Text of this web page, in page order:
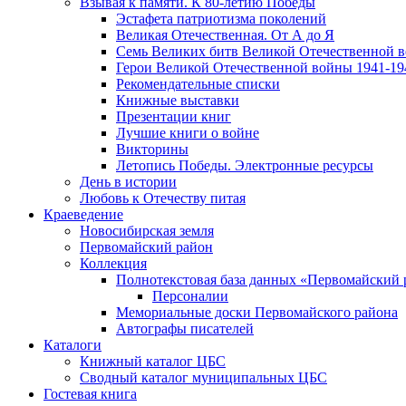
Эcтафета патриотизма поколений
Великая Отечественная. От А до Я
Семь Великих битв Великой Отечественной
Герои Великой Отечественной войны 1941-
Рекомендательные списки
Книжные выставки
Презентации книг
Лучшие книги о войне
Викторины
Летопись Победы. Электронные ресурсы
День в истории
Любовь к Отечеству питая
Краеведение
Новосибирская земля
Первомайский район
Коллекция
Полнотекстовая база данных «Первомайский
Персоналии
Мемориальные доски Первомайского района
Автографы писателей
Каталоги
Книжный каталог ЦБС
Сводный каталог муниципальных ЦБС
Гостевая книга